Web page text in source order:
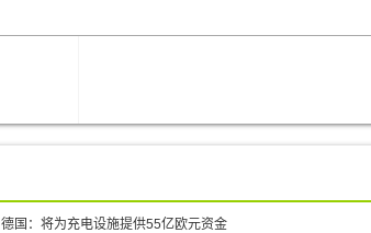
德国：将为充电设施提供55亿欧元资金